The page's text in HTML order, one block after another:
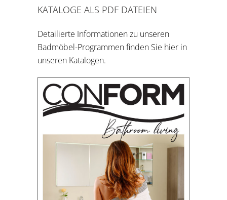
KATALOGE ALS PDF DATEIEN
Detailierte Informationen zu unseren
Badmöbel-Programmen finden Sie hier in
unseren Katalogen.